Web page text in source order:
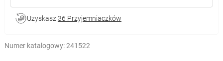
Uzyskasz 36 Przyjemniaczków
Numer katalogowy:241522